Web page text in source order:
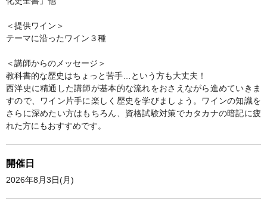
＜提供ワイン＞
テーマに沿ったワイン３種
＜講師からのメッセージ＞
教科書的な歴史はちょっと苦手…という方も大丈夫！
西洋史に精通した講師が基本的な流れをおさえながら進めていきま
すので、ワイン片手に楽しく歴史を学びましょう。ワインの知識を
さらに深めたい方はもちろん、資格試験対策でカタカナの暗記に疲
れた方にもおすすめです。
開催日
2026年8月3日(月)